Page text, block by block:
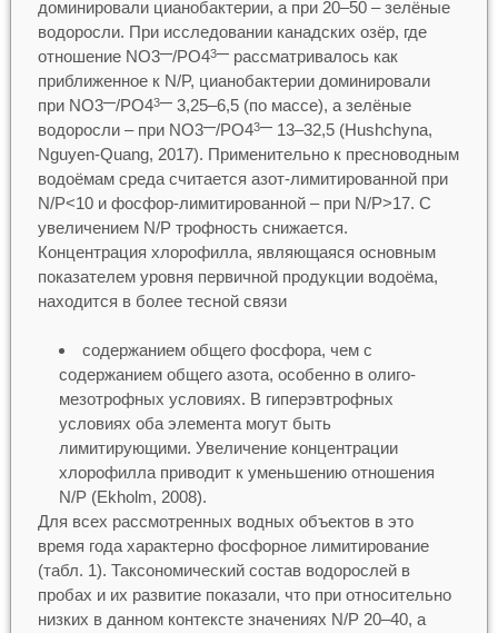
доминировали цианобактерии, а при 20–50 – зелёные
водоросли. При исследовании канадских озёр, где
отношение NO3—/PO43—рассматривалось как
приближенное к N/P, цианобактерии доминировали
при NO3—/PO43—3,25–6,5 (по массе), а зелёные
водоросли – при NO3—/PO43—13–32,5 (Hushchyna,
Nguyen-Quang, 2017). Применительно к пресноводным
водоёмам среда считается азот-лимитированной при
N/P<10 и фосфор-лимитированной – при N/P>17. С
увеличением N/P трофность снижается.
Концентрация хлорофилла, являющаяся основным
показателем уровня первичной продукции водоёма,
находится в более тесной связи
содержанием общего фосфора, чем с
содержанием общего азота, особенно в олиго-
мезотрофных условиях. В гиперэвтрофных
условиях оба элемента могут быть
лимитирующими. Увеличение концентрации
хлорофилла приводит к уменьшению отношения
N/P (Ekholm, 2008).
Для всех рассмотренных водных объектов в это
время года характерно фосфорное лимитирование
(табл. 1). Таксономический состав водорослей в
пробах и их развитие показали, что при относительно
низких в данном контексте значениях N/P 20–40, а